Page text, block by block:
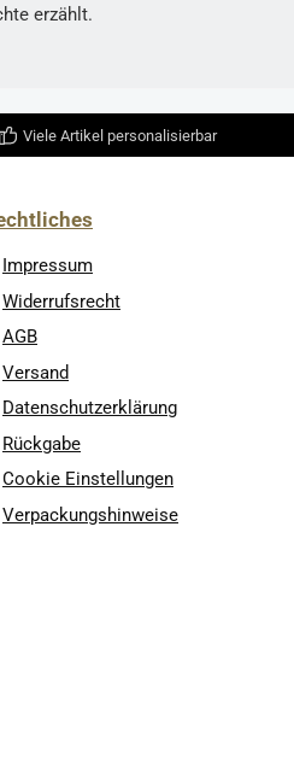
erzählt.
Viele Artikel personalisierbar
Impressum
Widerrufsrecht
AGB
Versand
Datenschutzerklärung
Rückgabe
Cookie Einstellungen
Verpackungshinweise